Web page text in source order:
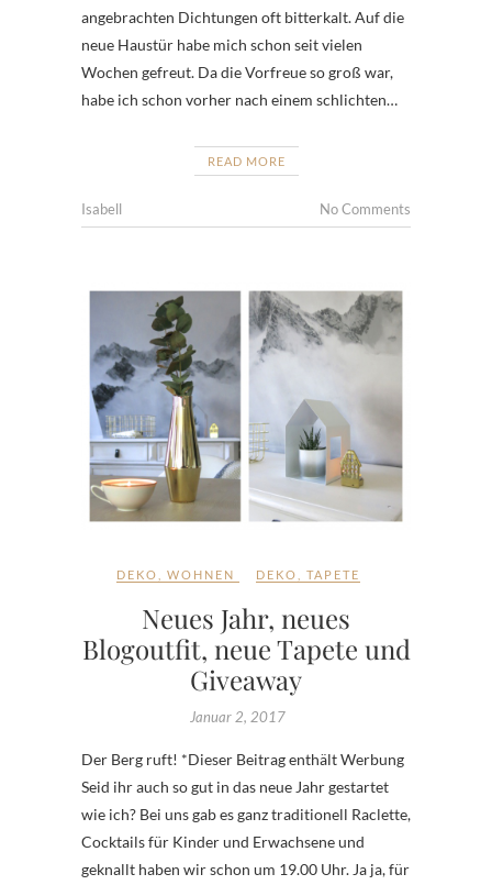
angebrachten Dichtungen oft bitterkalt. Auf die
neue Haustür habe mich schon seit vielen
Wochen gefreut. Da die Vorfreue so groß war,
habe ich schon vorher nach einem schlichten…
READ MORE
Isabell No Comments
DEKO WOHNEN DEKO TAPETE
Neues Jahr, neues
Blogoutfit, neue Tapete und
Giveaway
Januar 2, 2017
Der Berg ruft! *Dieser Beitrag enthält Werbung
Seid ihr auch so gut in das neue Jahr gestartet
wie ich? Bei uns gab es ganz traditionell Raclette,
Cocktails für Kinder und Erwachsene und
geknallt haben wir schon um 19.00 Uhr. Ja ja, für